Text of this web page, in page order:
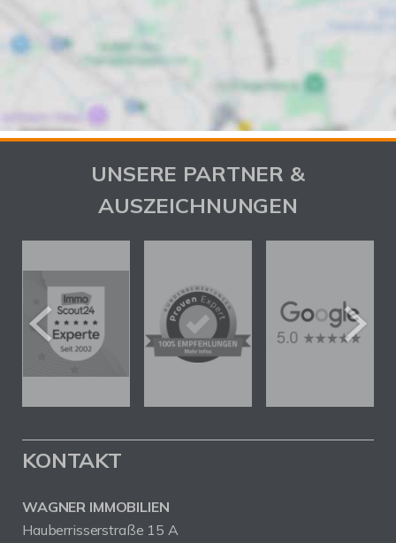
UNSERE PARTNER &
AUSZEICHNUNGEN
KONTAKT
WAGNER IMMOBILIEN
Hauberrisserstraße 15 A